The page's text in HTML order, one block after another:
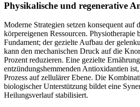
Physikalische und regenerative
Moderne Strategien setzen konsequent auf
körpereigenen Ressourcen. Physiotherapie
Fundament; der gezielte Aufbau der
kann den mechanischen Druck auf die
Prozent reduzieren. Eine gezielte
entzündungshemmenden Antioxidantien
Prozess auf zellulärer Ebene. Die
biologischer Unterstützung bildet eine
Heilungsverlauf stabilisiert.